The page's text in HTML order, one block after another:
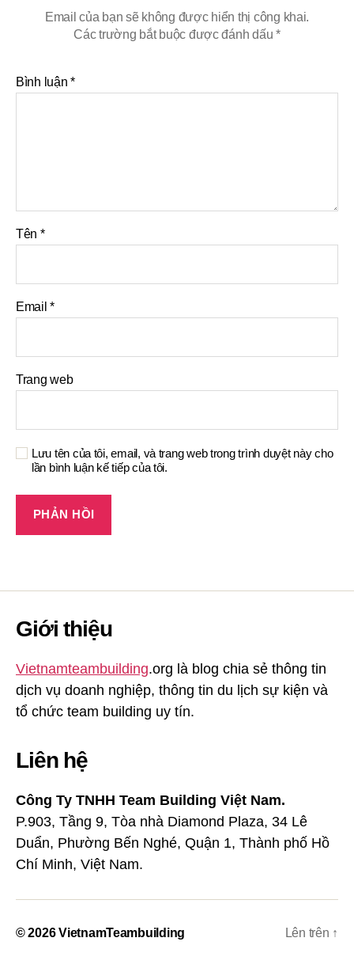
Email của bạn sẽ không được hiển thị công khai.
Các trường bắt buộc được đánh dấu*
Bình luận*
Tên *
Email*
Trang web
Lưu tên của tôi, email, và trang web trong trình duyệt này cho
lần bình luận kế tiếp của tôi.
Giới thiệu
Vietnamteambuilding.org là blog chia sẻ thông tin
dịch vụ doanh nghiệp, thông tin du lịch sự kiện và
tổ chức team building uy tín.
Liên hệ
Công Ty TNHH Team Building Việt Nam.
P.903, Tầng 9, Tòa nhà Diamond Plaza, 34 Lê
Duẩn, Phường Bến Nghé, Quận 1, Thành phố Hồ
Chí Minh, Việt Nam.
© 2026VietnamTeambuilding Lên trên ↑